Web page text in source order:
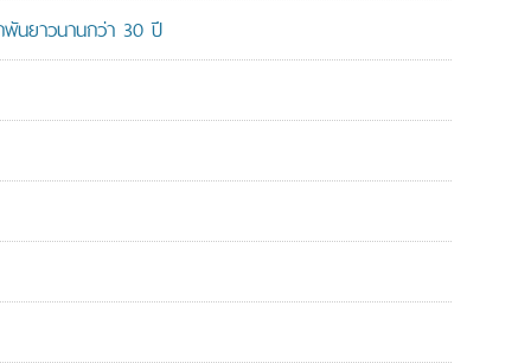
นยาวนานกว่า 30 ปี